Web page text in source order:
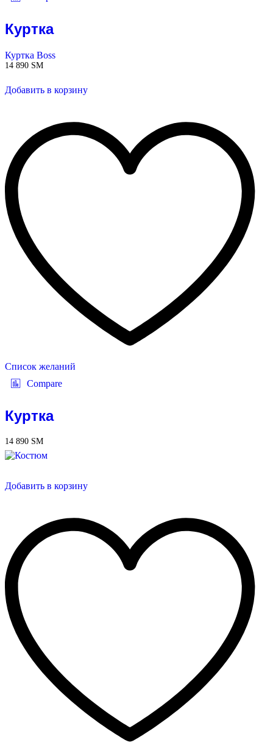
Куртка
Куртка Boss
14 890 ЅМ
Добавить в корзину
Список желаний
Compare
Куртка
14 890 ЅМ
Добавить в корзину